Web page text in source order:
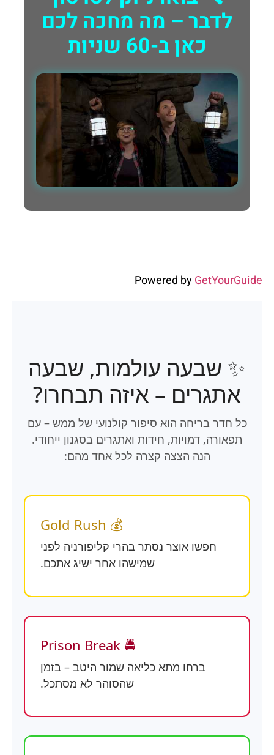
לדבר – מה מחכה לכם
כאן ב-60 שניות
Powered byGetYourGuide
✨ שבעה עולמות, שבעה
אתגרים – איזה תבחרו?
כל חדר בריחה הוא סיפור קולנועי של ממש – עם
תפאורה, דמויות, חידות ואתגרים בסגנון ייחודי.
הנה הצצה קצרה לכל אחד מהם:
💰 Gold Rush
חפשו אוצר נסתר בהרי קליפורניה לפני
שמישהו אחר ישיג אתכם.
🚔 Prison Break
ברחו מתא כליאה שמור היטב – בזמן
שהסוהר לא מסתכל.